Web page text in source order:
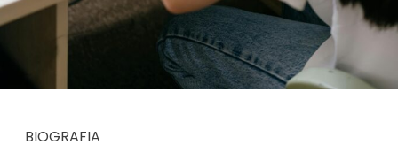
BIOGRAFIA